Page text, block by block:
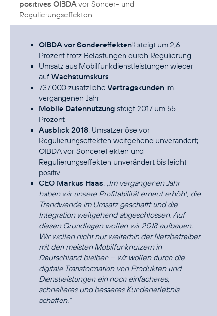
positives OIBDA vor Sonder- und
Regulierungseffekten.
OIBDA vor Sondereffekten1) steigt um 2,6
Prozent trotz Belastungen durch Regulierung
Umsatz aus Mobilfunkdienstleistungen wieder
auf Wachstumskurs
737.000 zusätzliche Vertragskunden im
vergangenen Jahr
Mobile Datennutzung steigt 2017 um 55
Prozent
Ausblick 2018: Umsatzerlöse vor
Regulierungseffekten weitgehend unverändert;
OIBDA vor Sondereffekten und
Regulierungseffekten unverändert bis leicht
positiv
CEO Markus Haas: „Im vergangenen Jahr
haben wir unsere Profitabilität erneut erhöht, die
Trendwende im Umsatz geschafft und die
Integration weitgehend abgeschlossen. Auf
diesen Grundlagen wollen wir 2018 aufbauen.
Wir wollen nicht nur weiterhin der Netzbetreiber
mit den meisten Mobilfunknutzern in
Deutschland bleiben – wir wollen durch die
digitale Transformation von Produkten und
Dienstleistungen ein noch einfacheres,
schnelleres und besseres Kundenerlebnis
schaffen.“